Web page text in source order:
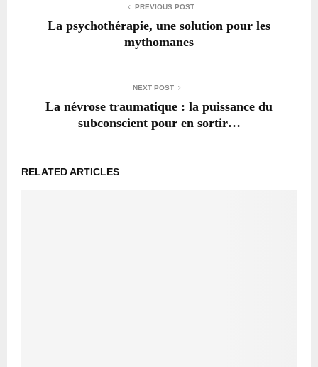
PREVIOUS POST
La psychothérapie, une solution pour les
mythomanes
NEXT POST
La névrose traumatique : la puissance du
subconscient pour en sortir…
RELATED ARTICLES